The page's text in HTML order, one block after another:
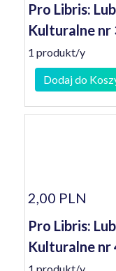
Pro Libris:
Kulturalne nr
1 produkt/y
Dodaj do
2,00 PLN
Pro Libris:
Kulturalne nr